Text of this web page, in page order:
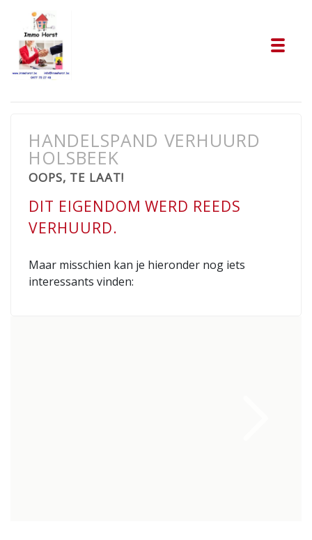
HANDELSPAND VERHUURD
HOLSBEEK
OOPS, TE LAAT!
DIT EIGENDOM WERD REEDS
VERHUURD.
Maar misschien kan je hieronder nog iets
interessants vinden: